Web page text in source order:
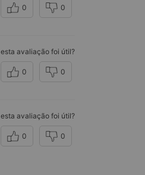
0 0
esta avaliação foi útil?
0 0
esta avaliação foi útil?
0 0